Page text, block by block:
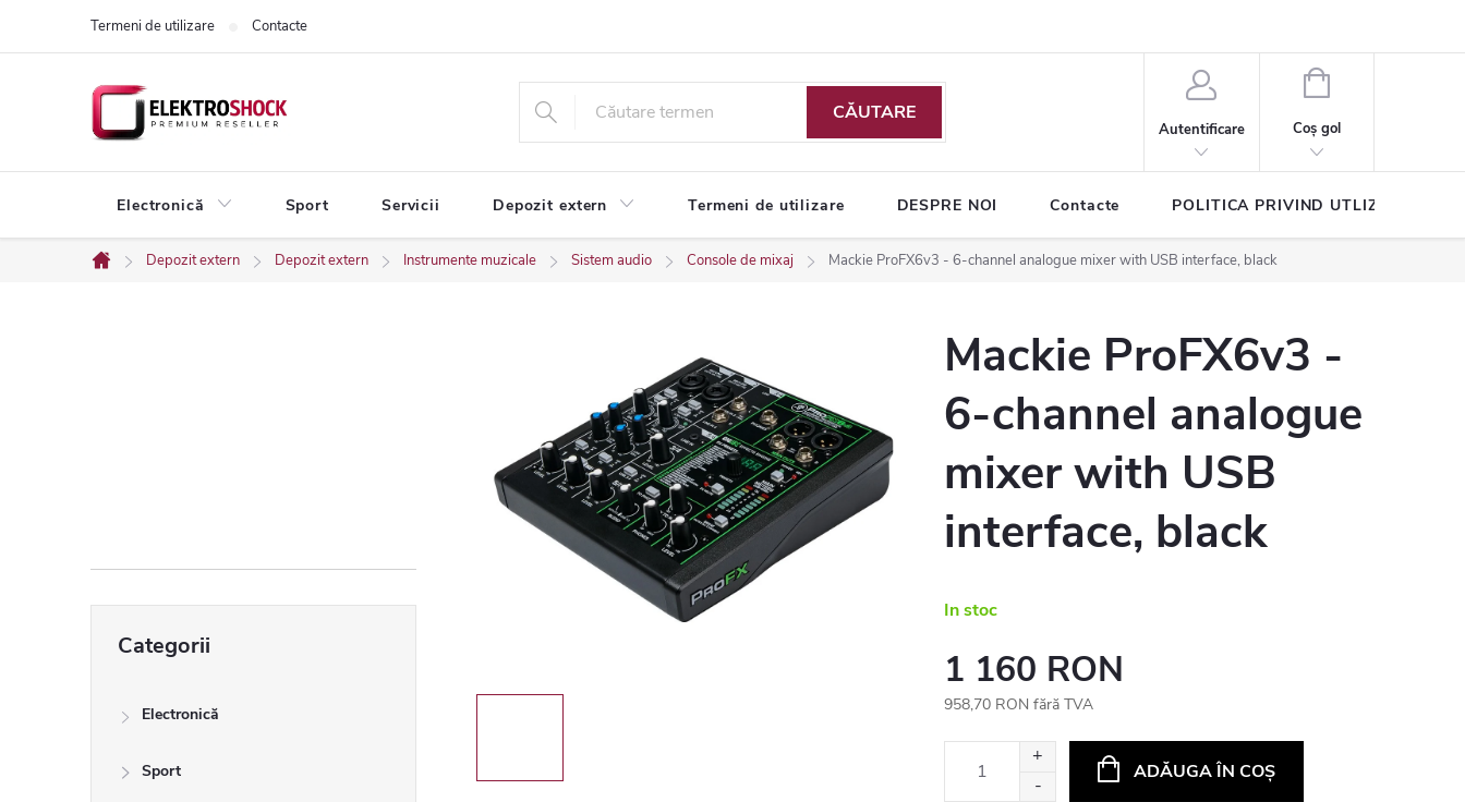
Termeni de utilizare Contacte
CĂUTARE
Autentificare
COŞ
CUMPĂRĂTURI
Coş gol
Electronică Sport Servicii Depozit extern Termeni de utilizare DESPRE NOI Contacte POLITICA PRIVIND UTLIZAREA
Acasă
Depozit extern Depozit extern Instrumente muzicale Sistem audio Console de mixaj Mackie ProFX6v3 - 6-channel analogue mixer with USB interface, black
l
apesteCategorii
Electronică
Sport
Mackie ProFX6v3 -
6-channel analogue
mixer with USB
interface, black
In stoc
1 160 RON
958,70 RON fără TVA
ADĂUGA ÎN COŞ